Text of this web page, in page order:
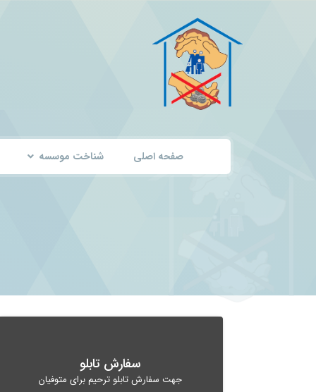
صفحه اصلی شناخت موسسه
سفارش تابلو
جهت سفارش تابلو ترحیم برای متوفیان